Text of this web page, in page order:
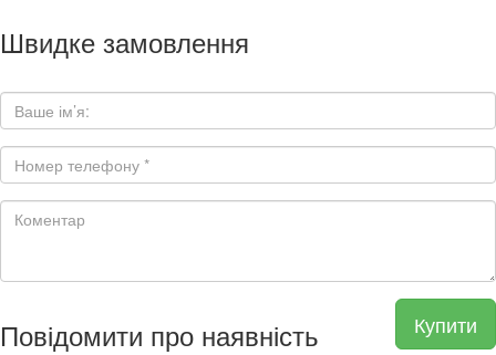
Швидке замовлення
Купити
Повідомити про наявність